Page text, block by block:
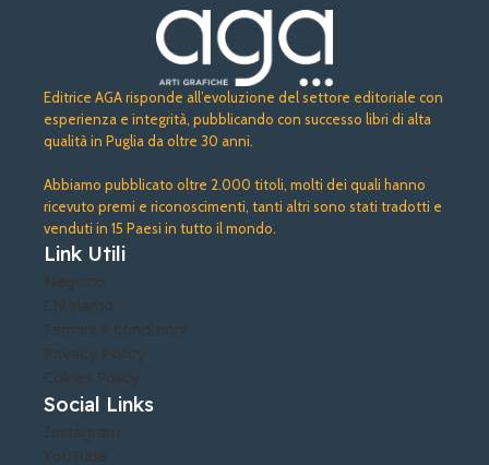
Editrice AGA risponde all’evoluzione del settore editoriale con
esperienza e integrità, pubblicando con successo libri di alta
qualità in Puglia da oltre 30 anni.
Abbiamo pubblicato oltre 2.000 titoli, molti dei quali hanno
ricevuto premi e riconoscimenti, tanti altri sono stati tradotti e
venduti in 15 Paesi in tutto il mondo.
Link Utili
Negozio
Chi siamo
Termini e condizioni
Privacy Policy
Cokies Policy
Social Links
Instagram
YouTube